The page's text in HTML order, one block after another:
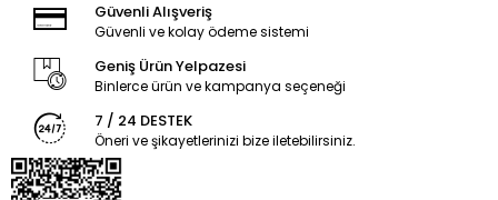
Güvenli Alışveriş
Güvenli ve kolay ödeme sistemi
Geniş Ürün Yelpazesi
Binlerce ürün ve kampanya seçeneği
7 / 24 DESTEK
Öneri ve şikayetlerinizi bize iletebilirsiniz.